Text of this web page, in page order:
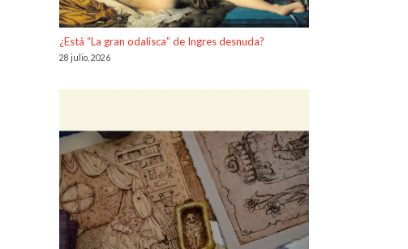
¿Está “La gran odalisca” de Ingres desnuda?
28 julio, 2026